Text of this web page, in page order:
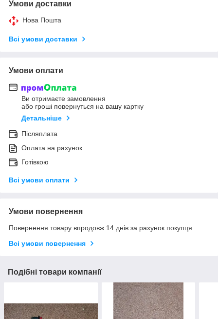
Умови доставки
Нова Пошта
Всі умови доставки
Умови оплати
Ви отримаєте замовлення
або гроші повернуться на вашу картку
Детальніше
Післяплата
Оплата на рахунок
Готівкою
Всі умови оплати
Умови повернення
Повернення товару впродовж 14 днів за рахунок покупця
Всі умови повернення
Подібні товари компанії